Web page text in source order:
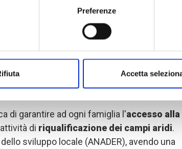
Preferenze
Accetta
dell'assistenza agricola è quello di
bisogni alimentari.
di garantire ad ogni famiglia l'accesso alla
di riqualificazione dei campi aridi.
sviluppo locale (ANADER), avendo una